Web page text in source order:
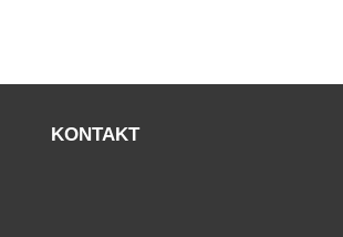
KONTAKT